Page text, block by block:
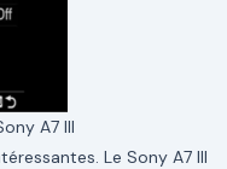
A7 III
Le Sony A7 III